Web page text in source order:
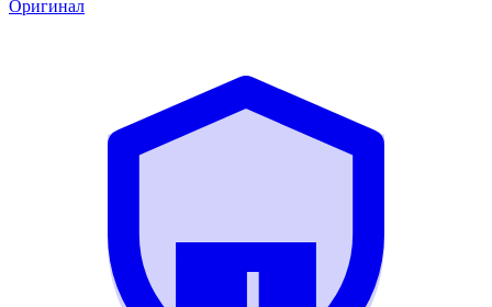
Оригинал